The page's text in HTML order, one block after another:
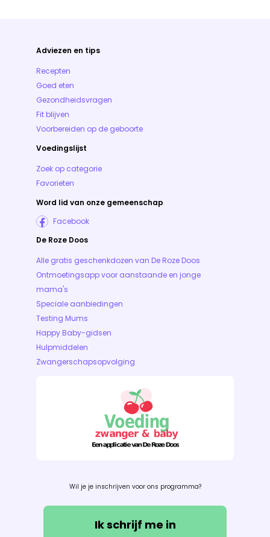
Adviezen en tips
Recepten
Goed eten
Gezondheidsvragen
Fit blijven
Voorbereiden op de geboorte
Voedingslijst
Zoek op categorie
Favorieten
Word lid van onze gemeenschap
Facebook
De Roze Doos
Alle gratis geschenkdozen van De Roze Doos
Ontmoetingsapp voor aanstaande en jonge
mama's
Speciale aanbiedingen
Testing Mums
Happy Baby-gidsen
Hulpmiddelen
Zwangerschapsopvolging
Wil je je inschrijven voor ons programma?
Ik schrijf me in